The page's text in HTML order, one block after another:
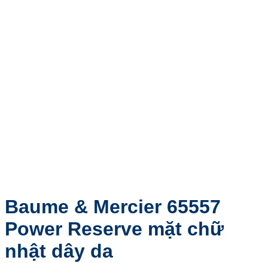
Baume & Mercier 65557
Power Reserve mặt chữ
nhật dây da